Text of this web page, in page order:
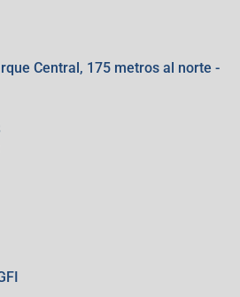
Central, 175 metros al norte -